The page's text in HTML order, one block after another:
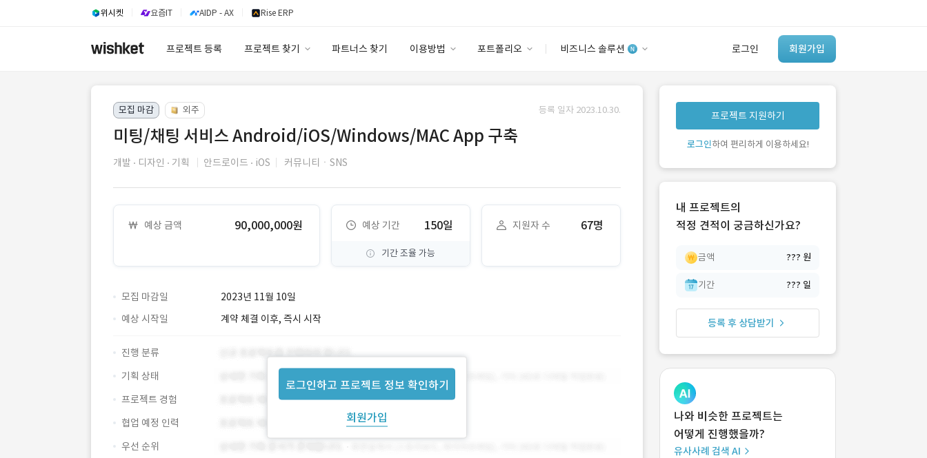
위시켓 요즘IT AIDP - AX Rise ERP
프로젝트 등록 프로젝트 찾기 파트너스 찾기 이용방법 포트폴리오 비즈니스 솔루션 로그인 회원가입
이용요금
고객센터
안심 코드 케어
유사사례 검색 AI
‘이런 거’ 만들어본
개발 회사 있어?
모집 마감 외주 등록 일자 2023.10.30.
미팅/채팅 서비스 Android/iOS/Windows/MAC App 구축
개발 디자인 기획 안드로이드 iOS 커뮤니티ㆍSNS
예상 금액 90,000,000원 예상 기간 150일
기간 조율 가능
지원자 수 67명
모집 마감일 2023년 11월 10일
로그인하고 프로젝트 정보 확인하기
회원가입
예상 시작일 계약 체결 이후, 즉시 시작
진행 분류
기획 상태
프로젝트 경험
협업 예정 인력
우선 순위
프로젝트 지원하기
로그인하여 편리하게 이용하세요!
내 프로젝트의
적정 견적이 궁금하신가요?
금액 ??? 원
기간 ??? 일
등록 후 상담받기
나와 비슷한 프로젝트는
어떻게 진행했을까?
유사사례 검색 AI